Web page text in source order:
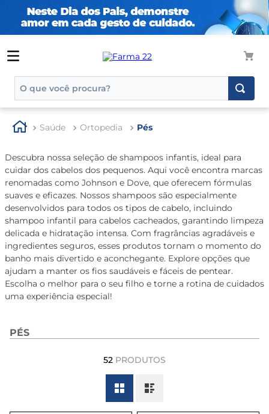
TERMOS MAIS BUSCADOS
1º
tadalafila
rosuvastatina 20mg
3º
generico
4º
aptamil
nutridrink
6º
rosuvastatina
7º
dipirona
tadalafila 5mg
9 º
rivaroxabana 20mg
Saúde Ortopedia Pés
Descubra nossa seleção de shampoos infantis, ideal para
cuidar dos cabelos dos pequenos. Aqui você encontra marcas
renomadas como Johnson e Dove, que oferecem fórmulas
suaves e eficazes. Nossos shampoos são especialmente
desenvolvidos para todos os tipos de cabelo, incluindo
shampoo infantil para cabelos cacheados, garantindo limpeza
delicada e hidratação intensa. Com fragrâncias agradáveis e
ingredientes seguros, esses produtos tornam o momento do
banho mais divertido e aconchegante. Explore opções que
ajudam a manter os fios saudáveis e fáceis de pentear.
Escolha o melhor para o seu filho e torne a rotina de cuidados
uma experiência especial!
PÉS
52 PRODUTOS